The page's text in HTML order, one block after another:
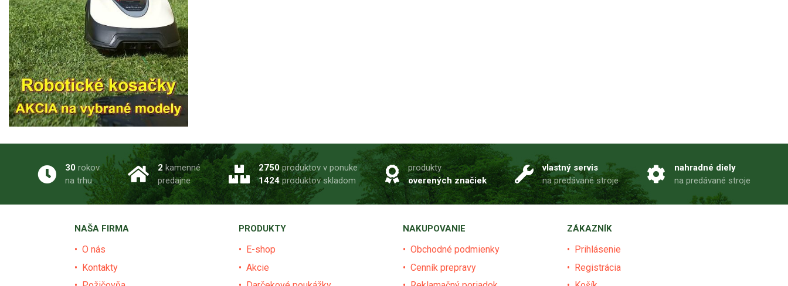
30 rokov
na trhu
2 kamenné
predajne
2750produktov v ponuke
1424produktov skladom
produkty
overených značiek
vlastný servis
na predávané stroje
nahradné diely
na predávané stroje
NAŠA FIRMA
O nás
Kontakty
PRODUKTY
E-shop
Akcie
NAKUPOVANIE
Obchodné podmienky
Cenník prepravy
ZÁKAZNÍK
Prihlásenie
Registrácia